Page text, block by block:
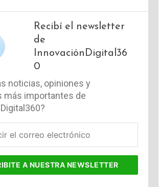
Recibí el newsletter
de
InnovaciónDigital36
0
noticias, opiniones y
más importantes de
A NUESTRA NEWSLETTER